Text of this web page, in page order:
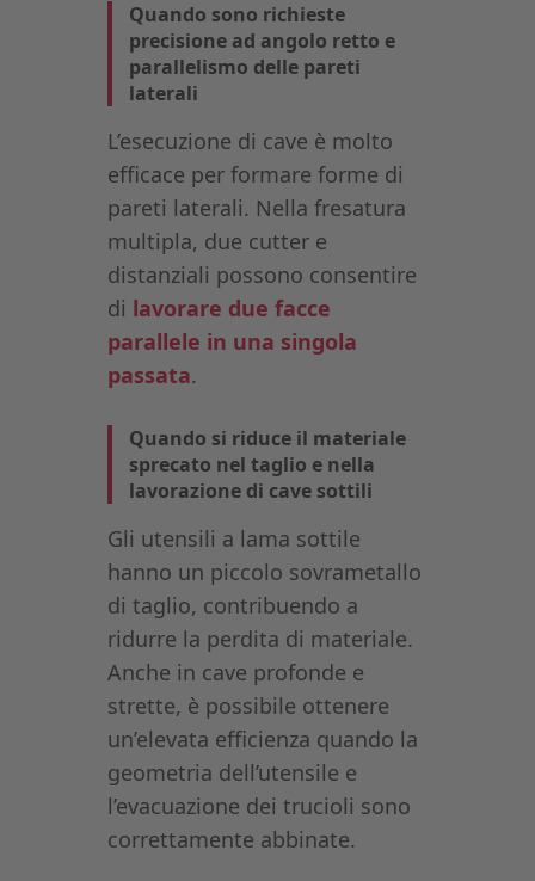
Quando sono richieste
precisione ad angolo retto e
parallelismo delle pareti
laterali
L’esecuzione di cave è molto
efficace per formare forme di
pareti laterali. Nella fresatura
multipla, due cutter e
distanziali possono consentire
di lavorare due facce
parallele in una singola
passata.
Quando si riduce il materiale
sprecato nel taglio e nella
lavorazione di cave sottili
Gli utensili a lama sottile
hanno un piccolo sovrametallo
di taglio, contribuendo a
ridurre la perdita di materiale.
Anche in cave profonde e
strette, è possibile ottenere
un’elevata efficienza quando la
geometria dell’utensile e
l’evacuazione dei trucioli sono
correttamente abbinate.